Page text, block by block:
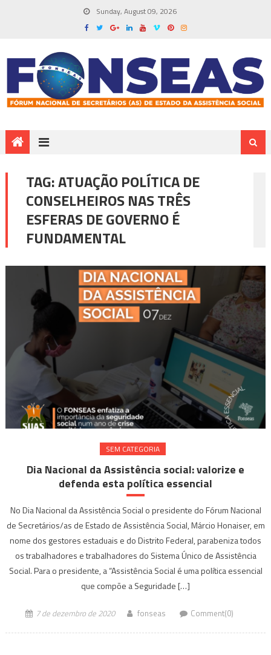
Sunday, August 09, 2026
TAG:ATUAÇÃO POLÍTICA DE
CONSELHEIROS NAS TRÊS
ESFERAS DE GOVERNO É
FUNDAMENTAL
SEM CATEGORIA
Dia Nacional da Assistência social: valorize e
defenda esta política essencial
No Dia Nacional da Assistência Social o presidente do Fórum Nacional
de Secretários/as de Estado de Assistência Social, Márcio Honaiser, em
nome dos gestores estaduais e do Distrito Federal, parabeniza todos
os trabalhadores e trabalhadores do Sistema Único de Assistência
Social. Para o presidente, a “Assistência Social é uma política essencial
que compõe a Seguridade […]
7 de dezembro de 2020 fonseas Comment(0)